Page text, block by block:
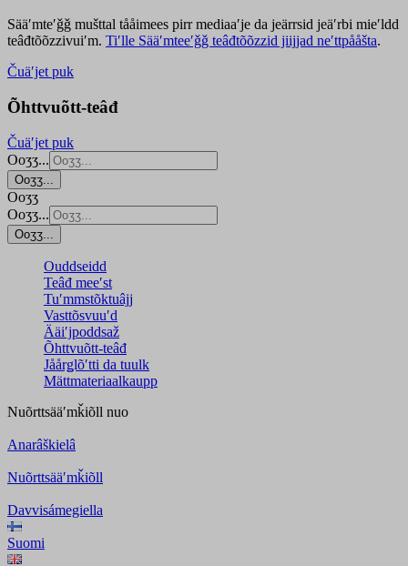
Sääʹmteʹǧǧ mušttal tååimees pirr mediaaʹje da jeärrsid jeäʹrbi mieʹldd
teâđtõõzzivuiʹm. Tiʹlle Sääʹmteeʹǧǧ teâđtõõzzid jiijjad neʹttpååšta.
Čuäʹjet puk
Õhttvuõtt-teâđ
Čuäʹjet puk
Ooʒʒ...
Ooʒʒ...
Ooʒʒ
Ooʒʒ...
Ooʒʒ...
Ouddseidd
Teâđ meeʹst
Tuʹmmstõktuâjj
Vasttõsvuuʹd
Ääiʹjpoddsaž
Õhttvuõtt-teâđ
Jåårǥlõʹtti da tuulk
Mättmateriaalkaupp
Nuõrttsääʹmǩiõll nuo
Anarâškielâ
Nuõrttsääʹmǩiõll
Davvisámegiella
Suomi